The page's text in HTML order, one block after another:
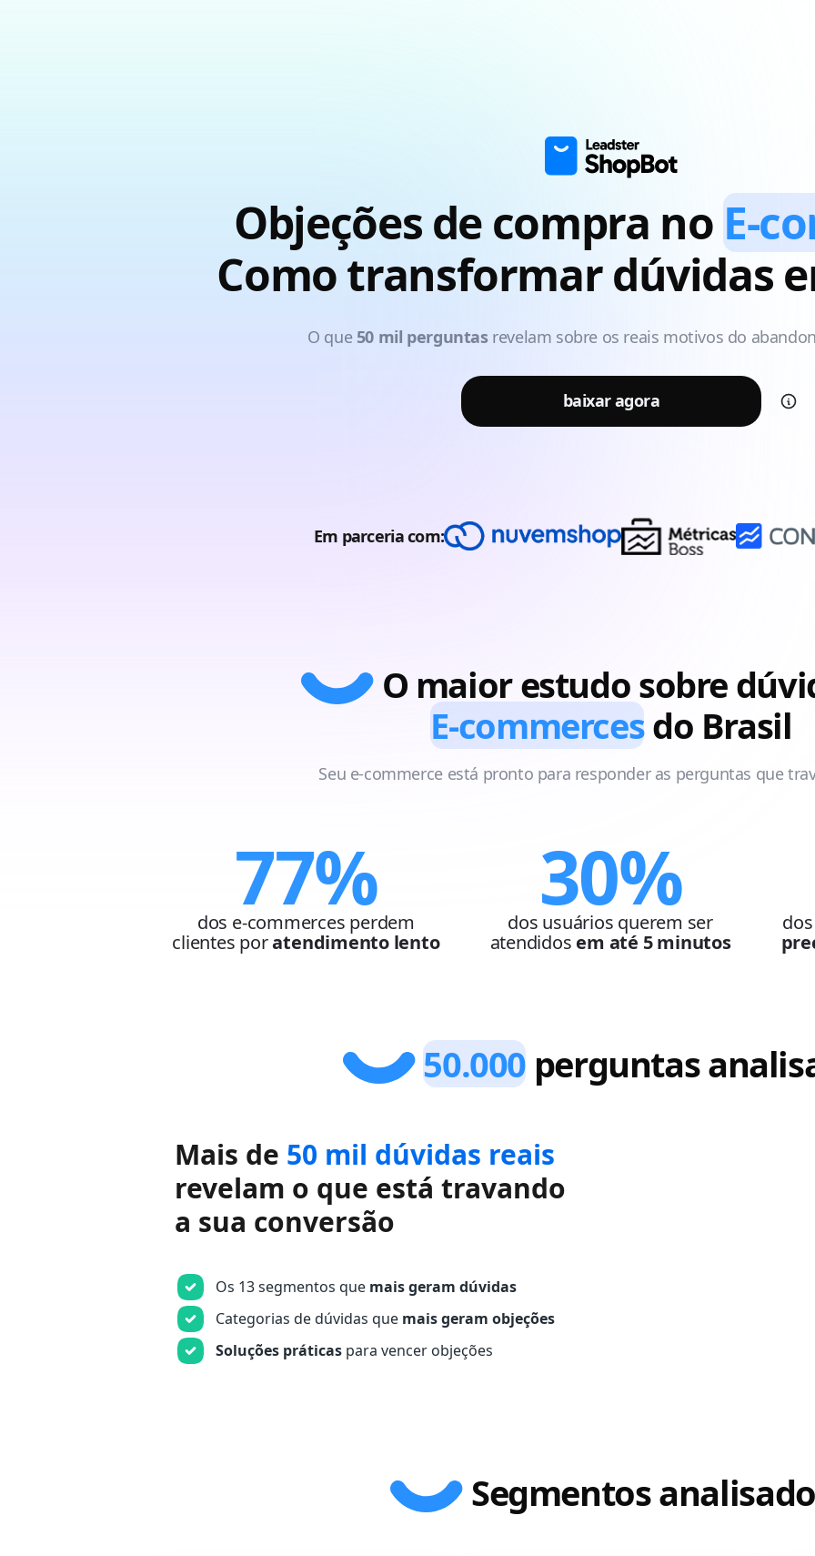
Objeções de compra no E-
Como transformar dúvidas
O que 50 mil perguntasrevelam sobre os reais motivos do
baixar agora
Em parceria com:
O maior estudo sobre
E-commercesdo Brasil
Seu e-commerce está pronto para responder as perguntas que
77%
dos e-commerces perdem
clientes poratendimento lento
30%
dos usuários querem ser
atendidos em até 5 minutos
50.000 perguntas
Mais de 50 mil dúvidas reais
revelam o que está travando
a sua conversão
Os 13 segmentos que mais geram dúvidas
Categorias de dúvidas que mais geram objeções
Soluções práticas para vencer objeções
Segmentos